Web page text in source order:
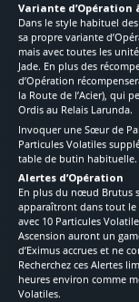
Variante d’Opération
Dans le style habituel
sa propre variante
mais avec toutes les
Jade. En plus des
d’Opération
la Route de l’Acier), qui
Ordis au Relais Larunda.
Invoquer une Sœur de
Particules Volatiles
table de butin habituelle.
Alertes d’Opération
En plus du nœud Brutus
apparaîtront dans tout le
avec 10 Particules
Ascension auront un
d’Eximus accrues et ne
Recherchez ces Alertes
heures environ comme
Volatiles.